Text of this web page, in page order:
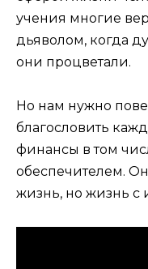
учения многие
дьяволом, когда
они процветали.
Но нам нужно
благословить
финансы в том
обеспечителем. Он
жизнь, но жизнь с